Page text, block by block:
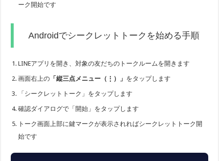
ーク開始です
Androidでシークレットトークを始める手順
LINEアプリを開き、対象の友だちのトークルームを開きます
画面右上の 「縦三点メニュー（⋮）」 をタップします
「シークレットトーク」をタップします
確認ダイアログで「開始」をタップします
トーク画面上部に鍵マークが表示されればシークレットトーク開
始です